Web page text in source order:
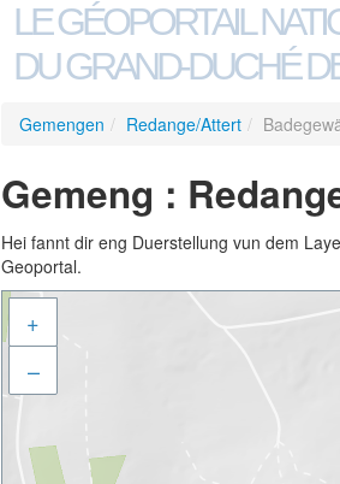
LE GÉOPORTAIL
DU GRAND-DUCHÉ
Gemengen / Redange/Attert /
Gemeng :
Hei fannt dir eng Duerstellung vun dem
Geoportal.
+
–